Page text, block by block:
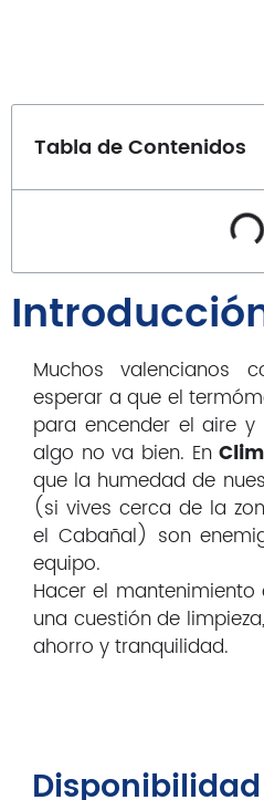
Tabla de Contenidos
Muchos valencianos
esperar a que el
para encender el aire
algo no va bien. En
que la humedad de
(si vives cerca de la
el Cabañal) son
equipo.
Hacer el
una cuestión de
ahorro y tranquilidad.